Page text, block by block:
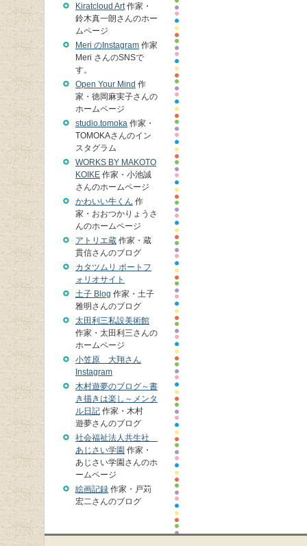
Kiratcloud Art作家・
鈴木真一朗さんのホー
ムページ
Meri のInstagram 作家
Meri さんのSNSで
す。
Open Your Mind 作
家・徳岡麻実子さんの
ホームページ
studio.tomoka 作家・
TOMOKAさんのイン
スタグラム
WORKS BY MAKOTO
KOIKE 作家・小池誠
さんのホームページ
かわいい牛くん 作
家・おおつかりょうさ
んのホームページ
アトリエ蔵 作家・蔵
貫信さんのブログ
カタツムリ ポートフ
ォリオサイト
土子 Blog 作家・土子
雅明さんのブログ
太田利三私設美術館
作家・太田利三さんの
ホームページ
小笠原 大翔さん
Instagram
木村遊夢のブログ～書
き描きは楽し～メンタ
ル日記 作家・木村
遊夢さんのブログ
社会福祉法人共生社
あじさい学園 作家・
あじさい学園さんのホ
ームページ
絵画記録 作家・戸苅
宏二さんのブログ